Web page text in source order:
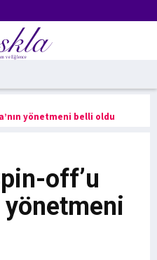
yönetmeni belli oldu
off’u
yönetmeni